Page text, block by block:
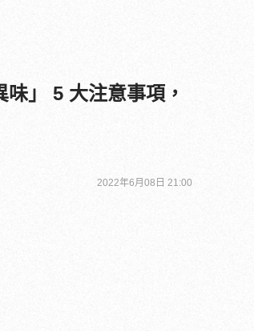
」 5 大注意事項，
2022年6月08日 21:00